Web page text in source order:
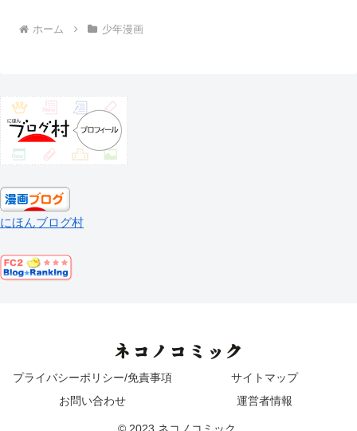
ホーム 少年漫画
にほんブログ村
ネコノコミック
プライバシーポリシー/免責事項
サイトマップ
お問い合わせ
運営者情報
© 2023 ネコノコミック.